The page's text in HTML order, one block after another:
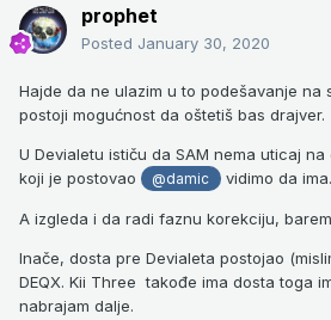
prophet
Posted January 30, 2020
Hajde da ne ulazim u to podešavanje na
postoji mogućnost da oštetiš bas drajver.
U Devialetu ističu da SAM nema uticaj
koji je postovao
@damic vidimo da ima.
A izgleda i da radi faznu korekciju,
Inače, dosta pre Devialeta postojao
DEQX. Kii Three takođe ima dosta toga
nabrajam dalje.